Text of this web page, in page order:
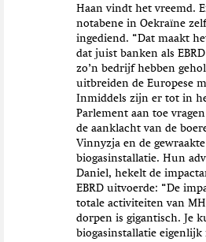
Haan vindt het vreemd.
notabene in Oekraïne
ingediend. “Dat maakt
dat juist banken als
zo’n bedrijf hebben
uitbreiden de Europese
Inmiddels zijn er tot in
Parlement aan toe
de aanklacht van de
Vinnyzja en de gewraakte
biogasinstallatie. Hun
Daniel, hekelt de
EBRD uitvoerde: “De
totale activiteiten van
dorpen is gigantisch. Je
biogasinstallatie eigenlijk